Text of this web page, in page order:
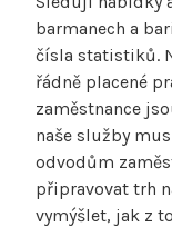
barmanech a
čísla statistiků.
řádně placené
zaměstnance
naše služby
odvodům
připravovat trh
vymýšlet, jak z